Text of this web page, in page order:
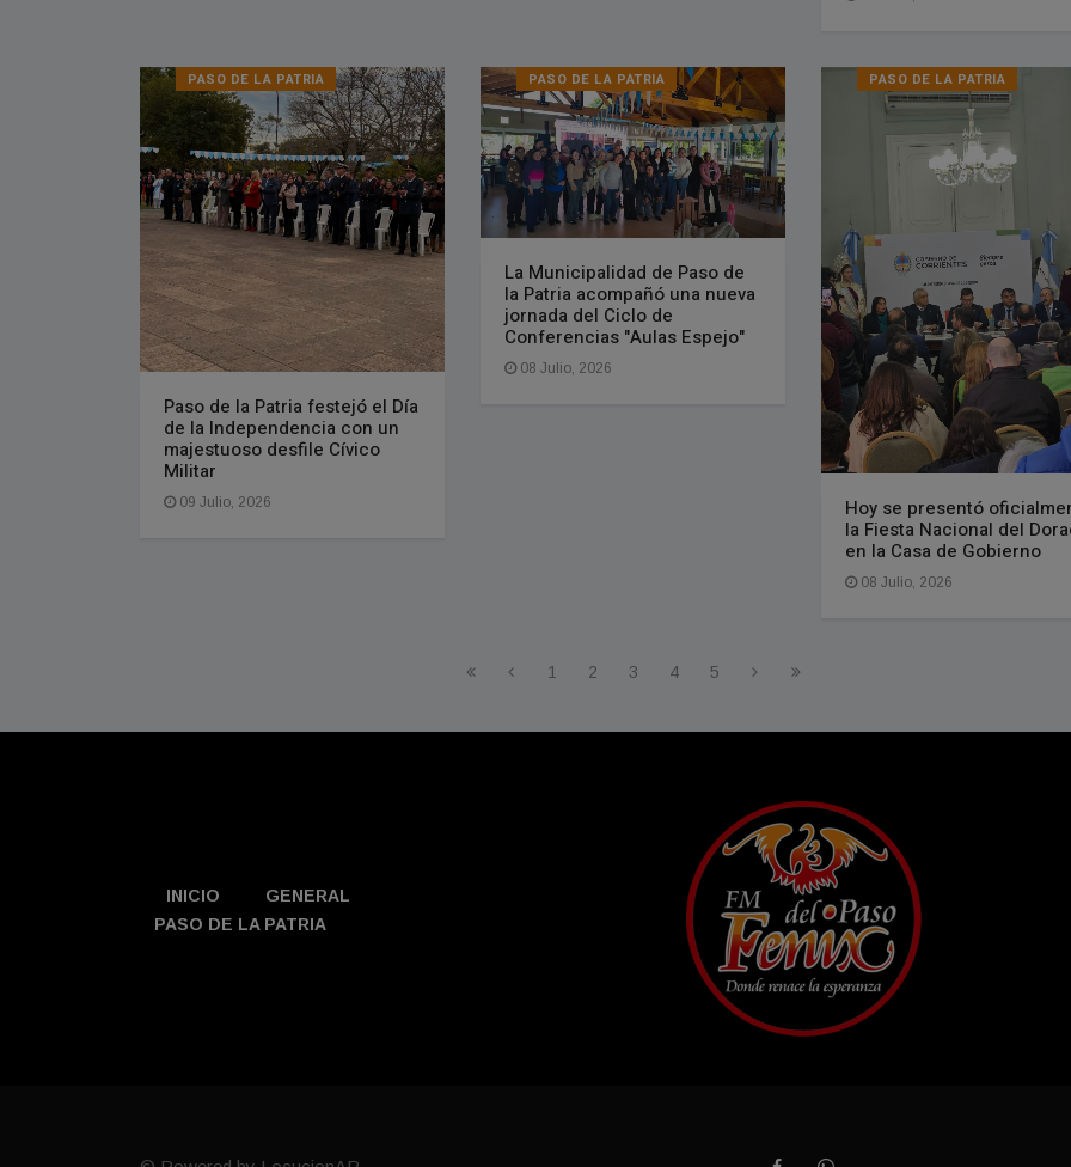
PASO DE LA PATRIA
Paso de la Patria festejó el Día
de la Independencia con un
majestuoso desfile Cívico
Militar
09 Julio, 2026
PASO DE LA PATRIA
La Municipalidad de Paso de
la Patria acompañó una nueva
jornada del Ciclo de
Conferencias "Aulas Espejo"
08 Julio, 2026
PASO DE LA PATRIA
Hoy se presentó
la Fiesta Nacional del
en la Casa de Gobierno
08 Julio, 2026
1 2 3 4 5
INICIO
GENERAL
PASO DE LA PATRIA